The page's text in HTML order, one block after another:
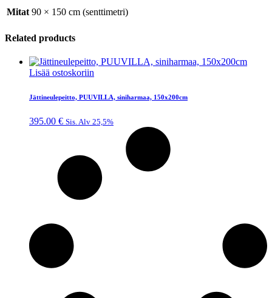
Mitat 90 × 150 cm (senttimetri)
Related products
Lisää ostoskoriin
Jättineulepeitto, PUUVILLA, siniharmaa, 150x200cm
395.00 € Sis. Alv 25,5%